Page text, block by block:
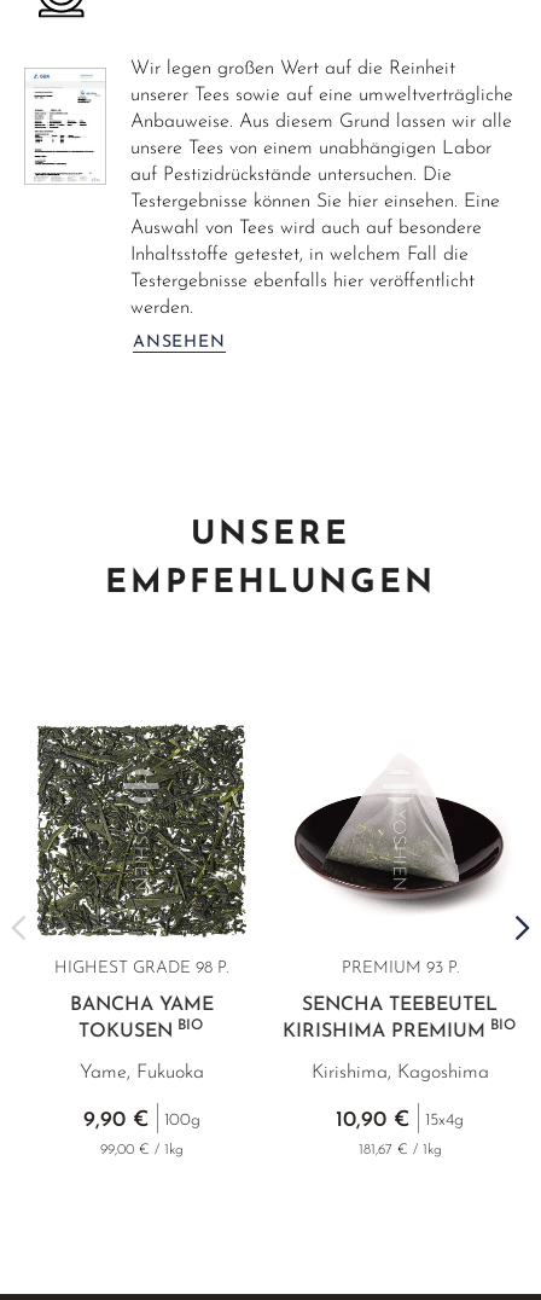
Wir legen großen Wert auf die Reinheit
unserer Tees sowie auf eine umweltverträgliche
Anbauweise. Aus diesem Grund lassen wir alle
unsere Tees von einem unabhängigen Labor
auf Pestizidrückstände untersuchen. Die
Testergebnisse können Sie hier einsehen. Eine
Auswahl von Tees wird auch auf besondere
Inhaltsstoffe getestet, in welchem Fall die
Testergebnisse ebenfalls hier veröffentlicht
werden.
ANSEHEN
UNSERE
EMPFEHLUNGEN
HIGHEST GRADE 98 P.
BANCHA YAME
TOKUSEN
BIO
Yame, Fukuoka
9,90 € 100g
99,00 € / 1kg
PREMIUM 93 P.
SENCHA TEEBEUTEL
KIRISHIMA PREMIUM
BIO
Kirishima, Kagoshima
10,90 € 15x4g
181,67 € / 1kg